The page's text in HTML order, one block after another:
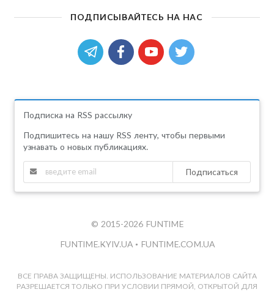
ПОДПИСЫВАЙТЕСЬ НА НАС
Подписка на RSS рассылку
Подпишитесь на нашу RSS ленту, чтобы первыми
узнавать о новых публикациях.
Подписаться
© 2015-2026 FUNTIME
FUNTIME.KYIV.UA • FUNTIME.COM.UA
ВСЕ ПРАВА ЗАЩИЩЕНЫ. ИСПОЛЬЗОВАНИЕ МАТЕРИАЛОВ САЙТА
РАЗРЕШАЕТСЯ ТОЛЬКО ПРИ УСЛОВИИ ПРЯМОЙ, ОТКРЫТОЙ ДЛЯ